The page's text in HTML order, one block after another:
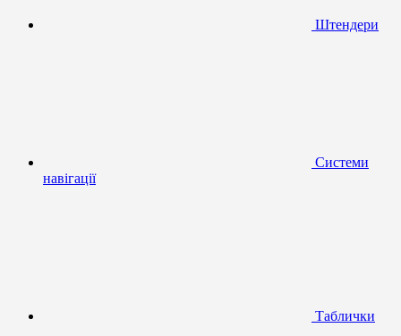
Штендери
Системи
навігації
Таблички